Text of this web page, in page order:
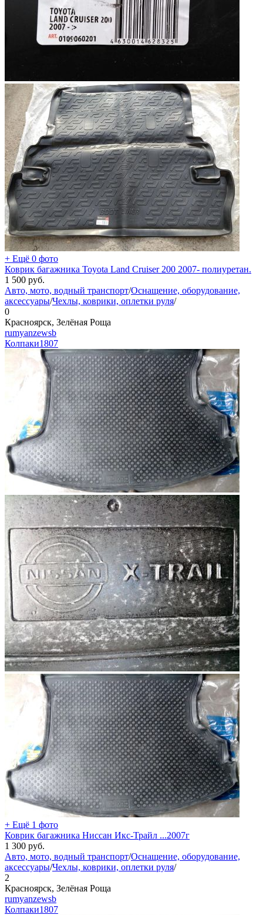
+ Ещё 0 фото
Коврик багажника Toyota Land Cruiser 200 2007- полиуретан.
1 500 руб.
Авто, мото, водный транспорт/Оснащение, оборудование,
аксессуары/Чехлы, коврики, оплетки руля/
0
Красноярск, Зелёная Роща
rumyanzewsb
Колпаки1807
+ Ещё 1 фото
Коврик багажника Ниссан Икс-Трайл ...2007г
1 300 руб.
Авто, мото, водный транспорт/Оснащение, оборудование,
аксессуары/Чехлы, коврики, оплетки руля/
2
Красноярск, Зелёная Роща
rumyanzewsb
Колпаки1807